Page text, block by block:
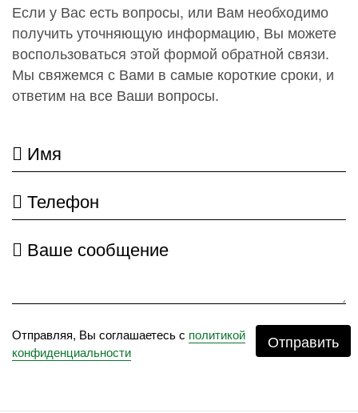
Если у Вас есть вопросы, или Вам необходимо
получить уточняющую информацию, Вы можете
воспользоваться этой формой обратной связи.
Мы свяжемся с Вами в самые короткие сроки, и
ответим на все Ваши вопросы.
Имя
Телефон
Ваше сообщение
Отправляя, Вы соглашаетесь с политикой
конфиденциальности
Отправить